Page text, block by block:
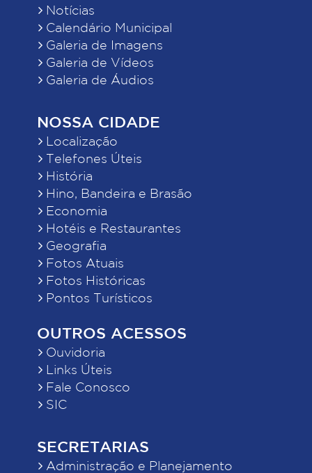
Notícias
Calendário Municipal
Galeria de Imagens
Galeria de Vídeos
Galeria de Áudios
NOSSA CIDADE
Localização
Telefones Úteis
História
Hino, Bandeira e Brasão
Economia
Hotéis e Restaurantes
Geografia
Fotos Atuais
Fotos Históricas
Pontos Turísticos
OUTROS ACESSOS
Ouvidoria
Links Úteis
Fale Conosco
SIC
SECRETARIAS
Administração e Planejamento